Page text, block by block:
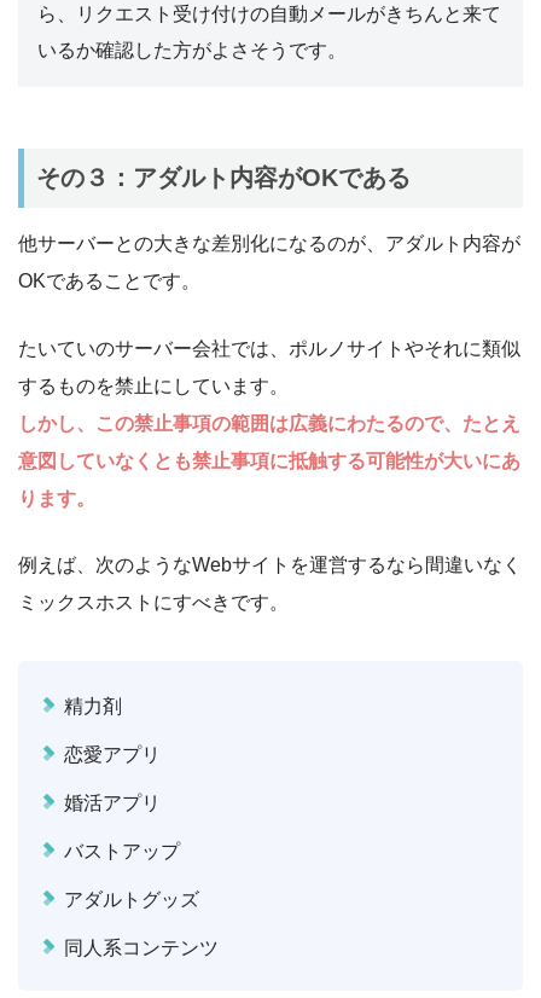
ら、リクエスト受け付けの自動メールがきちんと来て
いるか確認した方がよさそうです。
その３：アダルト内容がOKである
他サーバーとの大きな差別化になるのが、アダルト内容が
OKであることです。
たいていのサーバー会社では、ポルノサイトやそれに類似
するものを禁止にしています。
しかし、この禁止事項の範囲は広義にわたるので、たとえ
意図していなくとも禁止事項に抵触する可能性が大いにあ
ります。
例えば、次のようなWebサイトを運営するなら間違いなく
ミックスホストにすべきです。
精力剤
恋愛アプリ
婚活アプリ
バストアップ
アダルトグッズ
同人系コンテンツ